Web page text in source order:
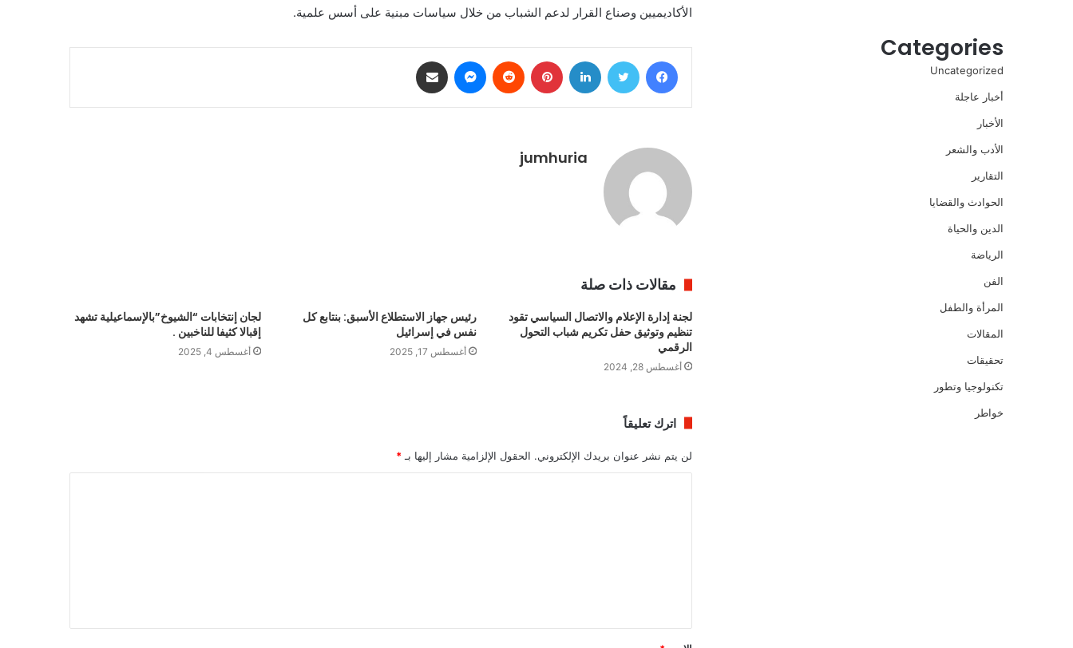
الأكاديميين وصناع القرار لدعم الشباب من خلال سياسات مبنية على أسس علمية.
فيسبوك تويتر لينكدإن بينتيريست ماسنجر
jumhuria
مقالات ذات صلة
لجنة إدارة الإعلام والاتصال السياسي تقود
تنظيم وتوثيق حفل تكريم شباب التحول
الرقمي
أغسطس 28, 2024
رئيس جهاز الاستطلاع الأسبق: بنتابع كل
نفس في إسرائيل
أغسطس 17, 2025
لجان إنتخابات “الشيوخ”بالإسماعيلية تشهد
إقبالا كثيفا للناخبين .
أغسطس 4, 2025
اترك تعليقاً
لن يتم نشر عنوان بريدك الإلكتروني. الحقول الإلزامية مشار إليها بـ *
ق
Categories
Uncategorized
أخبار عاجلة
الأخبار
الأدب والشعر
التقارير
الحوادث والقضايا
الدين والحياة
الرياضة
الفن
المرأة والطفل
المقالات
تحقيقات
تكنولوجيا وتطور
خواطر